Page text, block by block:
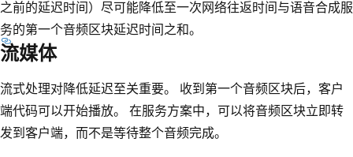
之前的延迟时间）尽可能降低至一次网络往返时间与语音合成服
务的第一个音频区块延迟时间之和。
流媒体
流式处理对降低延迟至关重要。 收到第一个音频区块后，客户
端代码可以开始播放。 在服务方案中，可以将音频区块立即转
发到客户端，而不是等待整个音频完成。